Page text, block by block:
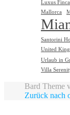
Luxus Finca
Mallorca
Santorini
United
Urlaub in
Villa
Bard Theme
Zurück nach